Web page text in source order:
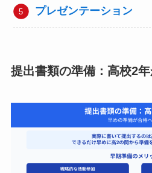
プレゼンテーション
提出書類の準備：高校2年